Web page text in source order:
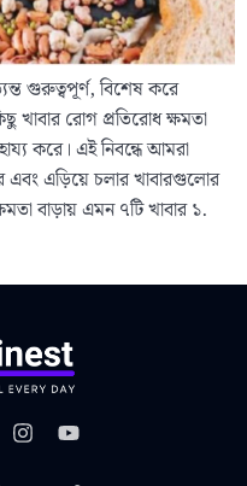
গুরুত্বপূর্ণ, বিশেষ করে
খাবার রোগ প্রতিরোধ ক্ষমতা
করে। এই নিবন্ধে আমরা
এবং এড়িয়ে চলার খাবারগুলোর
বাড়ায় এমন ৭টি খাবার ১.